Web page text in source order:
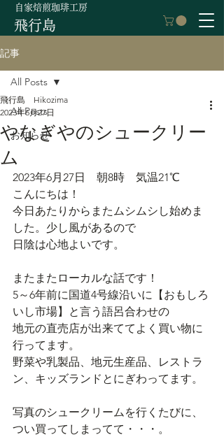
自家焙煎珈琲工房
飛行島
記事
All Posts
お知らせ
All Posts
やなぎやのシュークリー
ム
飛行島 Hikozima
2023年6月27日
2023年6月27日　朝8時　気温21℃
こんにちは！
今日あたりからまたムシムシし始めま
した。少し風があるので
日陰は心地よいです。
またまたローカルな話です！
5～6年前に国道4号線沿いに【おもしろ
いし市場】と言う語呂合わせの
地元の直売店が出来ててよく買い物に
行ってます。
野菜や乳製品、地元生産品、レストラ
ン、キッズランドとにぎわってます。
写真のシュークリームを行くたびに、
つい買ってしまってて・・・。